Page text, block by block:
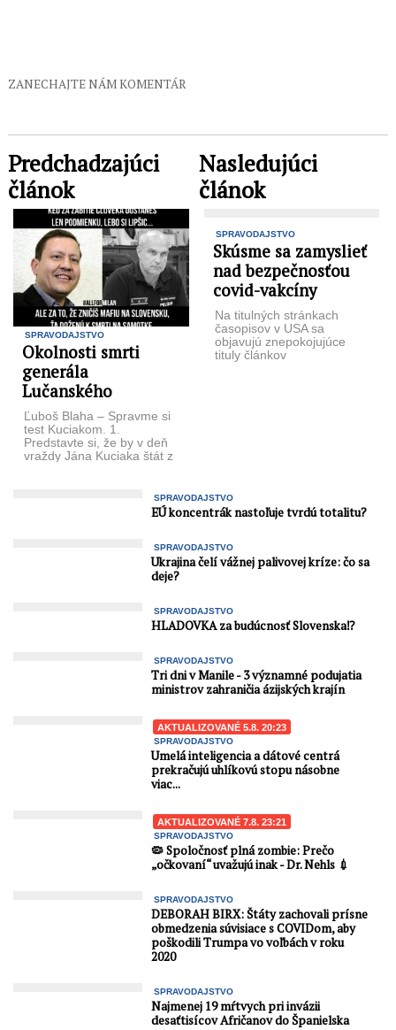
ZANECHAJTE NÁM KOMENTÁR
Predchadzajúci
článok
SPRAVODAJSTVO
Okolnosti smrti
generála
Lučanského
Ľuboš Blaha – Spravme si
test Kuciakom. 1.
Predstavte si, že by v deň
vraždy Jána Kuciaka štát z
Nasledujúci
článok
SPRAVODAJSTVO
Skúsme sa zamyslieť
nad bezpečnosťou
covid-vakcíny
Na titulných stránkach
časopisov v USA sa
objavujú znepokojujúce
tituly článkov
SPRAVODAJSTVO
EÚ koncentrák nastoľuje tvrdú totalitu?
SPRAVODAJSTVO
Ukrajina čelí vážnej palivovej kríze: čo sa
deje?
SPRAVODAJSTVO
HLADOVKA za budúcnosť Slovenska⁉️
SPRAVODAJSTVO
Tri dni v Manile - 3 významné podujatia
ministrov zahraničia ázijských krajín
AKTUALIZOVANÉ 5.8. 20:23
SPRAVODAJSTVO
Umelá inteligencia a dátové centrá
prekračujú uhlíkovú stopu násobne
viac...
AKTUALIZOVANÉ 7.8. 23:21
SPRAVODAJSTVO
🦠 Spoločnosť plná zombie: Prečo
„očkovaní“ uvažujú inak - Dr. Nehls 💉
SPRAVODAJSTVO
DEBORAH BIRX: Štáty zachovali prísne
obmedzenia súvisiace s COVIDom, aby
poškodili Trumpa vo voľbách v roku
2020
SPRAVODAJSTVO
Najmenej 19 mŕtvych pri invázii
desaťtisícov Afričanov do Španielska